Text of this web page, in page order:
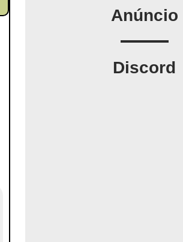
Anúncio
Discord